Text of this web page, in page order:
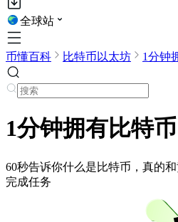
全球站
币懂百科 比特币以太坊 1分钟
1分钟拥有比特币
60秒告诉你什么是比特币，真的
完成任务